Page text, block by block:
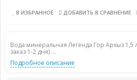
В ИЗБРАННОЕ ДОБАВИТЬ В СРАВНЕНИЕ
Вода минеральная Легенда Гор Архыз 1,5
заказ 1-2 дня) ...
Подробное описание